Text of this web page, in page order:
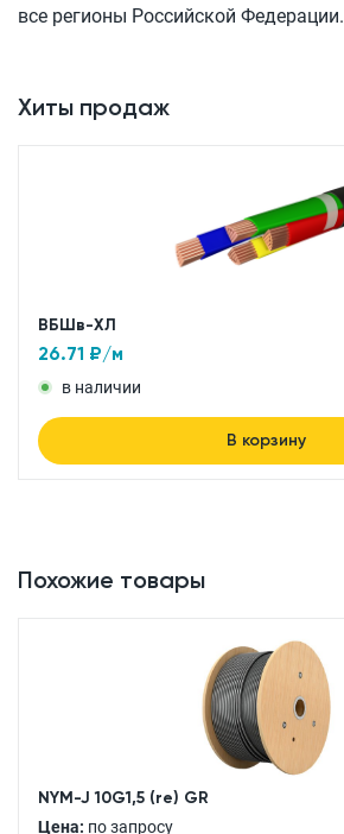
все регионы Российской Федерации.
Хиты продаж
ВБШв-ХЛ
26.71 ₽/м
в наличии
В корзину
Похожие товары
NYM-J 10G1,5 (re) GR
Цена: по запросу